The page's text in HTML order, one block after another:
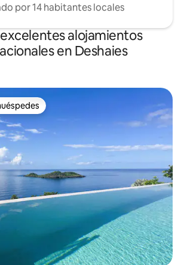
por 14 habitantes locales
alojamientos
en Deshaies